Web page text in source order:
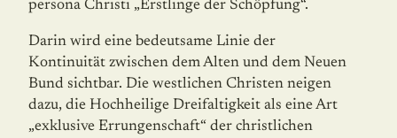
persona Christi „Erstlinge der Schöpfung“.
Darin wird eine bedeutsame Linie der
Kontinuität zwischen dem Alten und dem Neuen
Bund sichtbar. Die westlichen Christen neigen
dazu, die Hochheilige Dreifaltigkeit als eine Art
„exklusive Errungenschaft“ der christlichen